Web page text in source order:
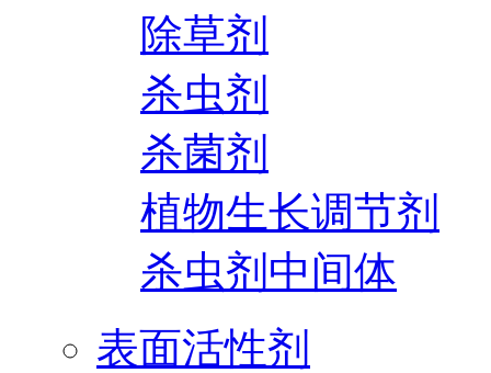
除草剂
杀虫剂
杀菌剂
植物生长调节剂
杀虫剂中间体
表面活性剂